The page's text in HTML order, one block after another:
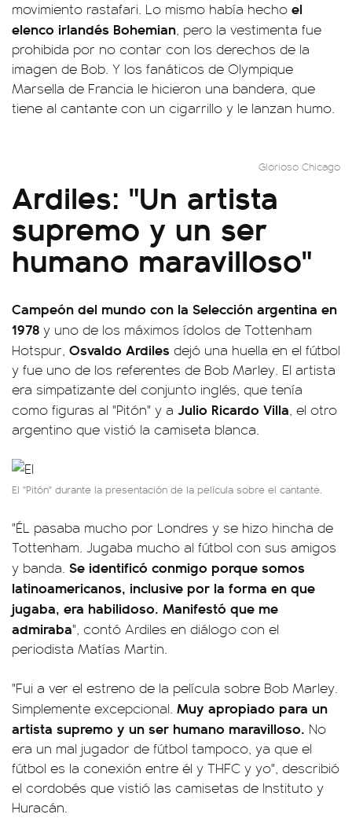
movimiento rastafari. Lo mismo había hecho el
elenco irlandés Bohemian, pero la vestimenta fue
prohibida por no contar con los derechos de la
imagen de Bob. Y los fanáticos de Olympique
Marsella de Francia le hicieron una bandera, que
tiene al cantante con un cigarrillo y le lanzan humo.
Glorioso Chicago
Ardiles: "Un artista
supremo y un ser
humano maravilloso"
Campeón del mundo con la Selección argentina en
1978 y uno de los máximos ídolos de Tottenham
Hotspur, Osvaldo Ardiles dejó una huella en el fútbol
y fue uno de los referentes de Bob Marley. El artista
era simpatizante del conjunto inglés, que tenía
como figuras al "Pitón" y a Julio Ricardo Villa, el otro
argentino que vistió la camiseta blanca.
El "Pitón" durante la presentación de la película sobre el cantante.
"ÉL pasaba mucho por Londres y se hizo hincha de
Tottenham. Jugaba mucho al fútbol con sus amigos
y banda. Se identificó conmigo porque somos
latinoamericanos, inclusive por la forma en que
jugaba, era habilidoso. Manifestó que me
admiraba", contó Ardiles en diálogo con el
periodista Matías Martin.
"Fui a ver el estreno de la película sobre Bob Marley.
Simplemente excepcional. Muy apropiado para un
artista supremo y un ser humano maravilloso. No
era un mal jugador de fútbol tampoco, ya que el
fútbol es la conexión entre él y THFC y yo", describió
el cordobés que vistió las camisetas de Instituto y
Huracán.